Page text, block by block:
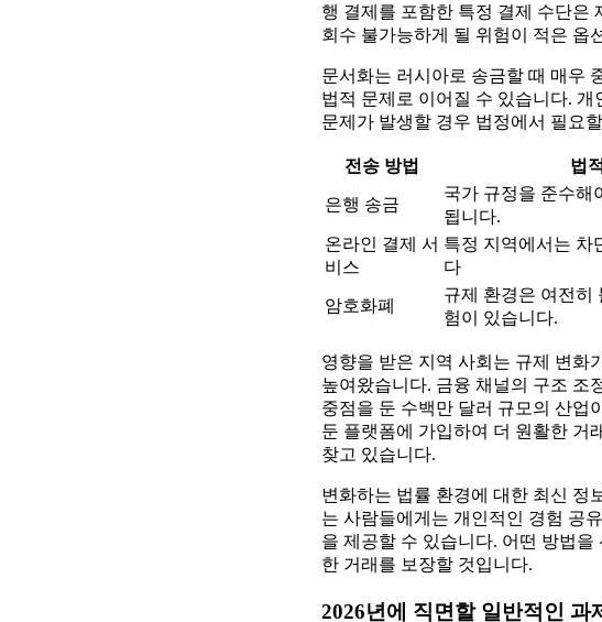
행 결제를 포함한 특정 결제 수단은
회수 불가능하게 될 위험이 적은 옵
문서화는 러시아로 송금할 때 매우
법적 문제로 이어질 수 있습니다.
문제가 발생할 경우 법정에서 필요
전송 방법 법
은행 송금
국가 규정을 준수해
됩니다.
온라인 결제 서
비스
특정 지역에서는 차
다
암호화폐
규제 환경은 여전히
험이 있습니다.
영향을 받은 지역 사회는 규제 변화
높여왔습니다. 금융 채널의 구조 조
중점을 둔 수백만 달러 규모의 산업
둔 플랫폼에 가입하여 더 원활한 거
찾고 있습니다.
변화하는 법률 환경에 대한 최신 정
는 사람들에게는 개인적인 경험 공
을 제공할 수 있습니다. 어떤 방법
한 거래를 보장할 것입니다.
2026년에 직면할 일반적인 과